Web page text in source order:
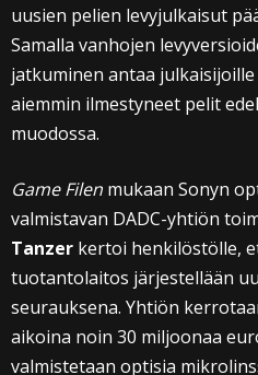
uusien pelien levyjulkaisut
Samalla vanhojen
jatkuminen antaa
aiemmin ilmestyneet pelit
muodossa.
Game Filen mukaan Sonyn
valmistavan DADC-yhtiön
Tanzer kertoi henkilöstölle,
tuotantolaitos järjestellään
seurauksena. Yhtiön
aikoina noin 30 miljoonaa
valmistetaan optisia